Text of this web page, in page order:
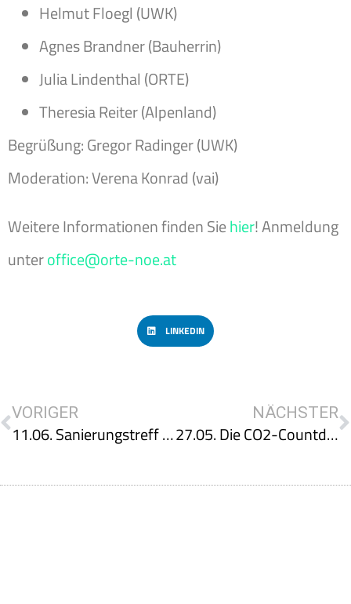
Helmut Floegl (UWK)
Agnes Brandner (Bauherrin)
Julia Lindenthal (ORTE)
Theresia Reiter (Alpenland)
Begrüßung: Gregor Radinger (UWK)
Moderation: Verena Konrad (vai)
Weitere Informationen finden Siehier! Anmeldung
unteroffice@orte-noe.at
LINKEDIN
VORIGER
11.06. Sanierungstreff “Sanierungskonzept”
NÄCHSTER
27.05. Die CO2-Countdown-Tourzu Besuch im Gründerzeit-Gebäude „Kauergasse 2